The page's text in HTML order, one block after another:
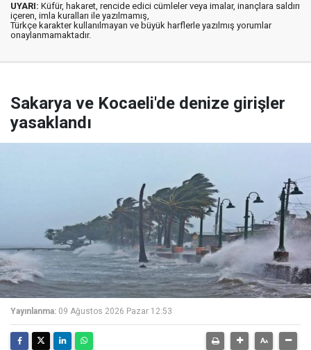
UYARI: Küfür, hakaret, rencide edici cümleler veya imalar, inançlara saldırı
içeren, imla kuralları ile yazılmamış,
Türkçe karakter kullanılmayan ve büyük harflerle yazılmış yorumlar
onaylanmamaktadır.
Sakarya ve Kocaeli'de denize girişler
yasaklandı
Yayınlanma: 09 Ağustos 2026 Pazar 12:53